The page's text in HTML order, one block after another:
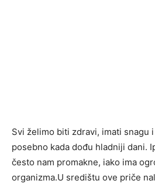
Svi želimo biti zdravi, imati snagu
posebno kada dođu hladniji dani.
često nam promakne, iako ima
organizma.U središtu ove priče